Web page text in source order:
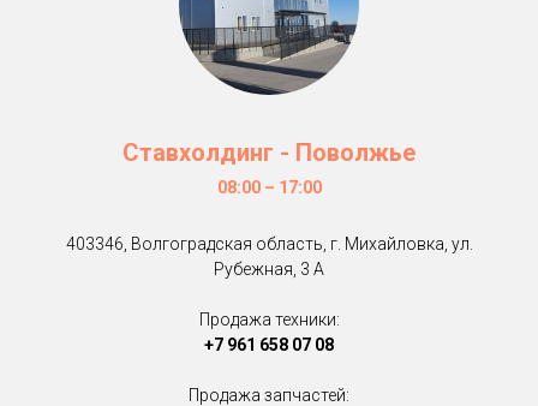
Ставхолдинг - Поволжье
08:00 – 17:00
403346, Волгоградская область, г. Михайловка, ул.
Рубежная, 3 А
Продажа техники:
+7 961 658 07 08
Продажа запчастей: